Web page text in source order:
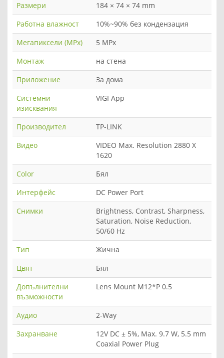
Размери
184 × 74 × 74 mm
Работна влажност
10%~90% без кондензация
Мегапиксели (MPx)
5 MPx
Монтаж
на стена
Приложение
За дома
Системни
изисквания
VIGI App
Производител
TP-LINK
Видео
VIDEO Max. Resolution 2880 X
1620
Color
Бял
Интерфейс
DC Power Port
Снимки
Brightness, Contrast, Sharpness,
Saturation, Noise Reduction,
50/60 Hz
Тип
Жична
Цвят
Бял
Допълнителни
възможности
Lens Mount M12*P 0.5
Аудио
2-Way
Захранване
12V DC ± 5%, Max. 9.7 W, 5.5 mm
Coaxial Power Plug